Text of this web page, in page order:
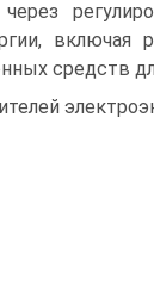
включая
средств